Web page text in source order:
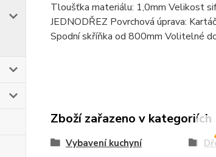
Tloušťka materiálu: 1,0mm Velikost
JEDNODŘEZ Povrchová úprava:
Spodní skříňka od 800mm Volitelné
Zboží zařazeno v kategoriích
Vybavení kuchyní